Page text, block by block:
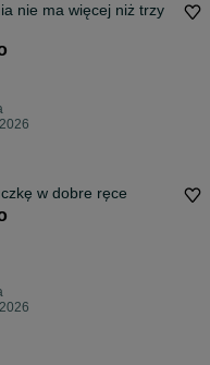
nie ma więcej niż trzy
w dobre ręce